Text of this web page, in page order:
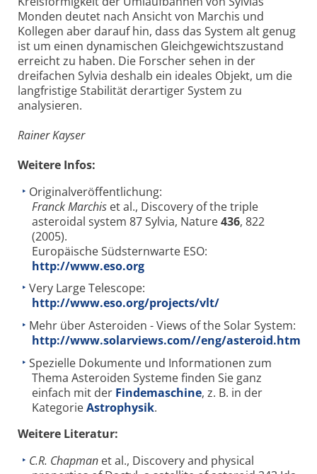
Monden deutet nach Ansicht von Marchis und
Kollegen aber darauf hin, dass das System alt genug
ist um einen dynamischen Gleichgewichtszustand
erreicht zu haben. Die Forscher sehen in der
dreifachen Sylvia deshalb ein ideales Objekt, um die
langfristige Stabilität derartiger System zu
analysieren.
Rainer Kayser
Weitere Infos:
Originalveröffentlichung:
Franck Marchis et al., Discovery of the triple
asteroidal system 87 Sylvia, Nature436, 822
(2005).
Europäische Südsternwarte ESO:
http://www.eso.org
Very Large Telescope:
http://www.eso.org/projects/vlt/
Mehr über Asteroiden - Views of the Solar System:
http://www.solarviews.com//eng/asteroid.htm
Spezielle Dokumente und Informationen zum
Thema Asteroiden Systeme finden Sie ganz
einfach mit der Findemaschine, z. B. in der
KategorieAstrophysik.
Weitere Literatur:
C.R. Chapman et al., Discovery and physical